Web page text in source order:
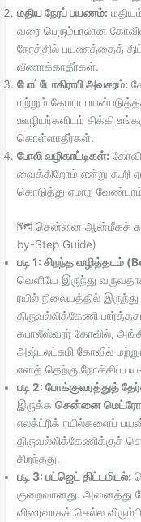
மதிய நேரப் பயணம்:
வரை பெரும்பாலான
நேரத்தில் பயணத்தைத்
வீணாக்காதீர்கள்.
போட்டோகிராபி அவசரம்:
மற்றும் கேமரா
ஊழியர்களிடம் சிக்கி
கொள்ளாதீர்கள்.
போலி வழிகாட்டிகள்:
வைக்கிறோம் என்று கூறி
கொடுத்து ஏமாற
🗺️ சென்னை ஆன்மீகச்
by-Step Guide)
படி 1: சிறந்த வழித்தடம்
வெளியே இருந்து
ரயில் நிலையத்தில்
திருவல்லிக்கேணி
கபாலீஸ்வரர் கோவில்,
அஷ்டலட்சுமி கோவில்
எனத் தெற்கு நோக்கிப்
படி 2: போக்குவரத்துத்
இருக்கசென்னை மெட்ரோ
எலக்ட்ரிக் ரயில்களைப்
திருவல்லிக்கேணிக்குச்
சிறந்தது.
படி 3: பட்ஜெட் திட்டமிடல்:
குறைவானது. அனைத்து
விரைவாகச் செல்ல